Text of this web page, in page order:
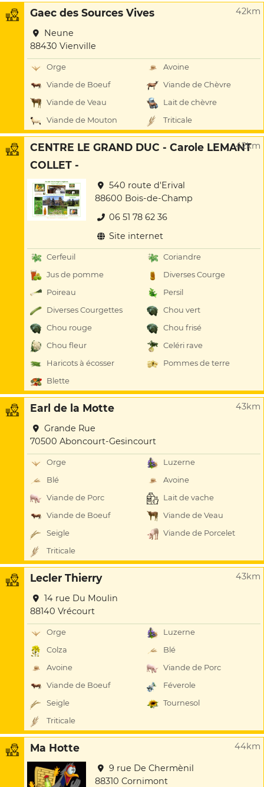
Gaec des Sources Vives 42km
Neune
88430 Vienville
Orge
Avoine
Viande de Boeuf
Viande de Chèvre
Viande de Veau
Lait de chèvre
Viande de Mouton
Triticale
CENTRE LE GRAND DUC - Carole LEMANT
COLLET -
42km
540 route d'Erival
88600 Bois-de-Champ
06 51 78 62 36
Site internet
Cerfeuil
Coriandre
Jus de pomme
Diverses Courge
Poireau
Persil
Diverses Courgettes
Chou vert
Chou rouge
Chou frisé
Chou fleur
Celéri rave
Haricots à écosser
Pommes de terre
Blette
Earl de la Motte 43km
Grande Rue
70500 Aboncourt-Gesincourt
Orge
Luzerne
Blé
Avoine
Viande de Porc
Lait de vache
Viande de Boeuf
Viande de Veau
Seigle
Viande de Porcelet
Triticale
Lecler Thierry 43km
14 rue Du Moulin
88140 Vrécourt
Orge
Luzerne
Colza
Blé
Avoine
Viande de Porc
Viande de Boeuf
Féverole
Seigle
Tournesol
Triticale
Ma Hotte 44km
9 rue De Chermènil
88310 Cornimont